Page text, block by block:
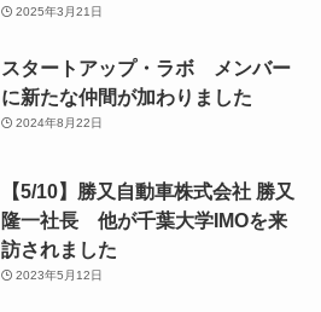
2025年3月21日
スタートアップ・ラボ メンバー
に新たな仲間が加わりました
2024年8月22日
【5/10】勝又自動車株式会社 勝又
隆一社長 他が千葉大学IMOを来
訪されました
2023年5月12日